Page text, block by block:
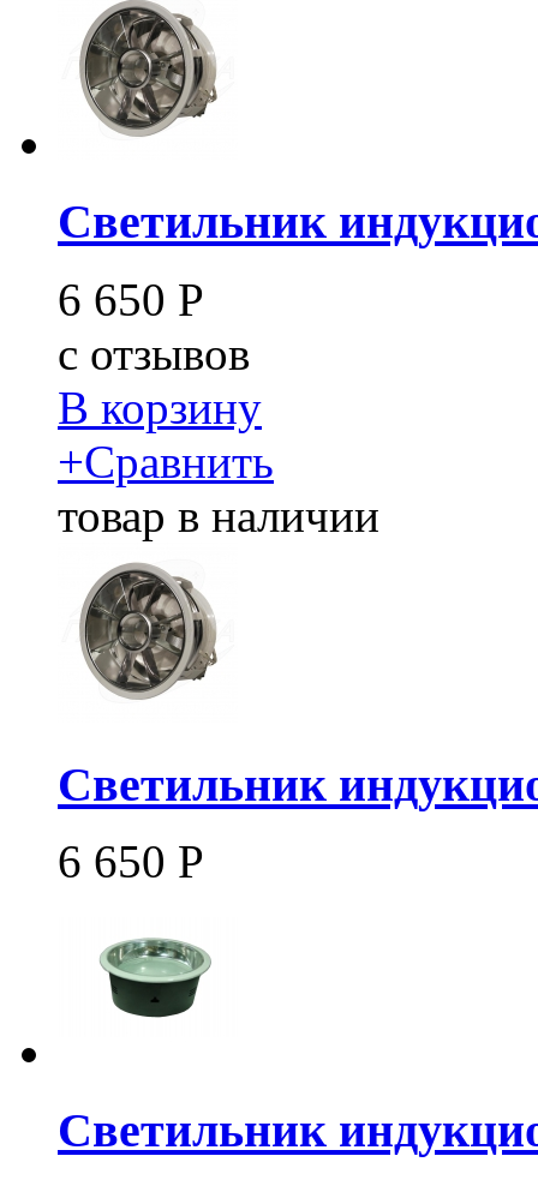
Светильник
6 650 Р
c отзывов
В корзину
+Сравнить
товар в наличии
Светильник
6 650 Р
Светильник